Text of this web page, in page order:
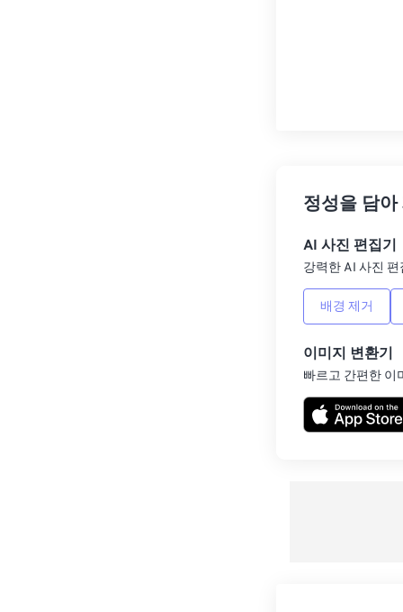
정성을 담
AI 사진 편집기
강력한 AI 사진
배경 제거
이미지 변환기
빠르고 간편한 이